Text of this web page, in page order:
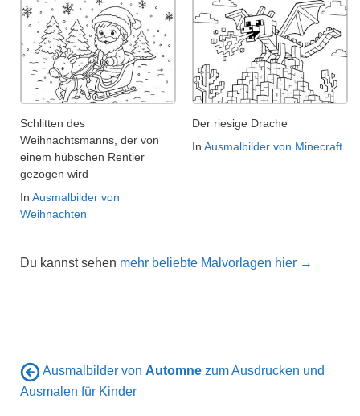
Schlitten des
Weihnachtsmanns, der von
einem hübschen Rentier
gezogen wird
In Ausmalbilder von
Weihnachten
Der riesige Drache
In Ausmalbilder von Minecraft
Du kannst sehen mehr beliebte Malvorlagen hier →
Ausmalbilder von Automne zum Ausdrucken und
Ausmalen für Kinder